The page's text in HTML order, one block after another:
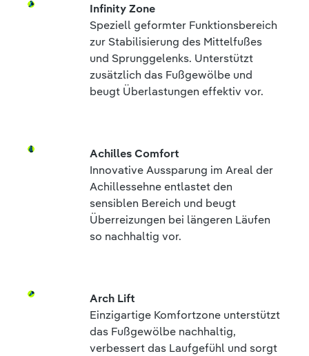
Infinity Zone
Speziell geformter Funktionsbereich
zur Stabilisierung des Mittelfußes
und Sprunggelenks. Unterstützt
zusätzlich das Fußgewölbe und
beugt Überlastungen effektiv vor.
Achilles Comfort
Innovative Aussparung im Areal der
Achillessehne entlastet den
sensiblen Bereich und beugt
Überreizungen bei längeren Läufen
so nachhaltig vor.
Arch Lift
Einzigartige Komfortzone unterstützt
das Fußgewölbe nachhaltig,
verbessert das Laufgefühl und sorgt